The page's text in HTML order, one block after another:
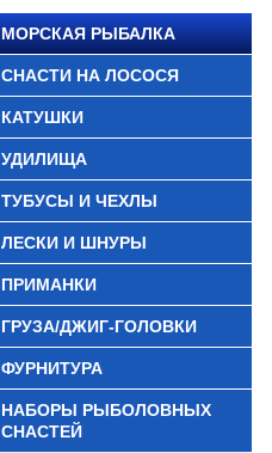
МОРСКАЯ РЫБАЛКА
СНАСТИ НА ЛОСОСЯ
КАТУШКИ
УДИЛИЩА
ТУБУСЫ И ЧЕХЛЫ
ЛЕСКИ И ШНУРЫ
ПРИМАНКИ
ГРУЗА/ДЖИГ-ГОЛОВКИ
ФУРНИТУРА
НАБОРЫ РЫБОЛОВНЫХ
СНАСТЕЙ